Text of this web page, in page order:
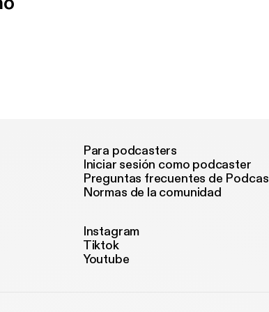
Para podcasters
Iniciar sesión como podcaster
Preguntas frecuentes de
Normas de la comunidad
Instagram
Tiktok
Youtube